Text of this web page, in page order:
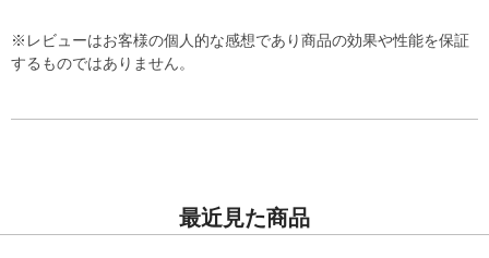
※レビューはお客様の個人的な感想であり商品の効果や性能を保証
するものではありません。
最近見た商品